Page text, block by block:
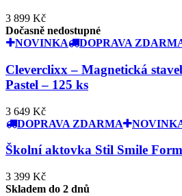
3 899 Kč
Dočasně nedostupné
NOVINKA
DOPRAVA
Cleverclixx – Magnetická
Pastel – 125 ks
3 649 Kč
DOPRAVA ZDARMA
Školní aktovka Stil Smile
3 399 Kč
Skladem do 2 dnů